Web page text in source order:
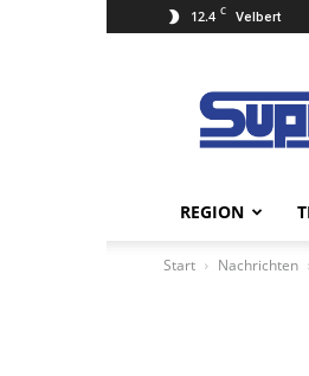
12.4 C Velbert
REGION
Start Nachrichten